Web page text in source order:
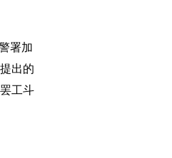
署加
出的
工斗